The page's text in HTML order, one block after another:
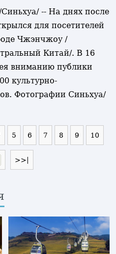
-- На днях после
для посетителей
Чжэнчжоу /
Китай/. В 16
вниманию публики
культурно-
Фотографии Синьхуа/
5 6 7 8 9 10
>>|